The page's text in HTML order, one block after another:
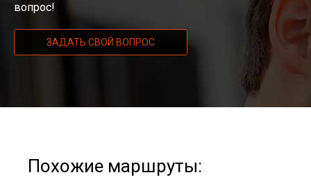
вопрос!
ЗАДАТЬ СВОЙ ВОПРОС
Похожие маршруты: